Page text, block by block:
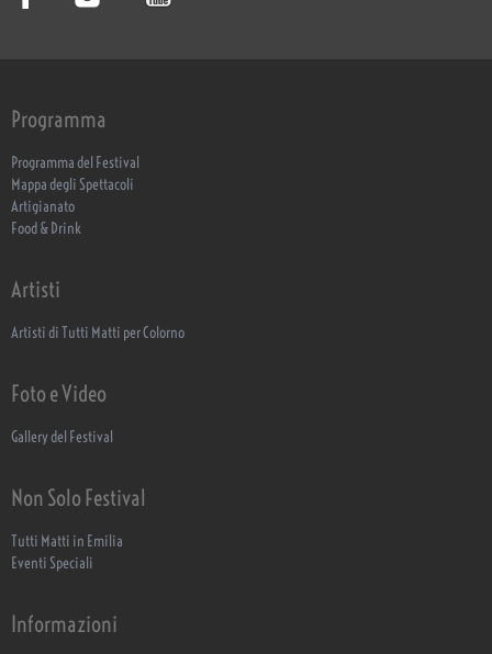
Programma
Programma del Festival
Mappa degli Spettacoli
Artigianato
Food & Drink
Artisti
Artisti di Tutti Matti per Colorno
Foto e Video
Gallery del Festival
Non Solo Festival
Tutti Matti in Emilia
Eventi Speciali
Informazioni